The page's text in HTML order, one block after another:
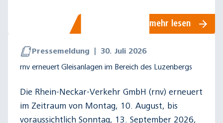
mehr lesen
Pressemeldung
30. Juli 2026
rnv erneuert Gleisanlagen im Bereich des Luzenbergs
Die Rhein-Neckar-Verkehr GmbH (rnv) erneuert
im Zeitraum von Montag, 10. August, bis
voraussichtlich Sonntag, 13. September 2026,